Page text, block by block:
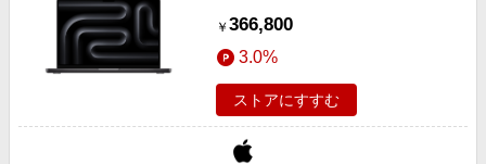
￥ 366,800
3.0%
ストアにすすむ